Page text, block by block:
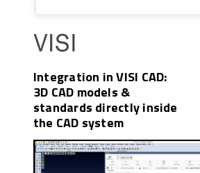
Integration in VISI CAD:
3D CAD models &
standards directly inside
the CAD system